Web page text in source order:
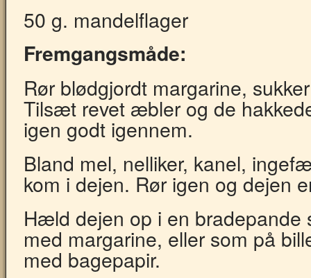
50 g. mandelflager
Fremgangsmåde:
Rør blødgjordt margarine,
Tilsæt revet æbler og de
igen godt igennem.
Bland mel, nelliker, kanel,
kom i dejen. Rør igen og dejen
Hæld dejen op i en bradepande
med margarine, eller som på
med bagepapir.